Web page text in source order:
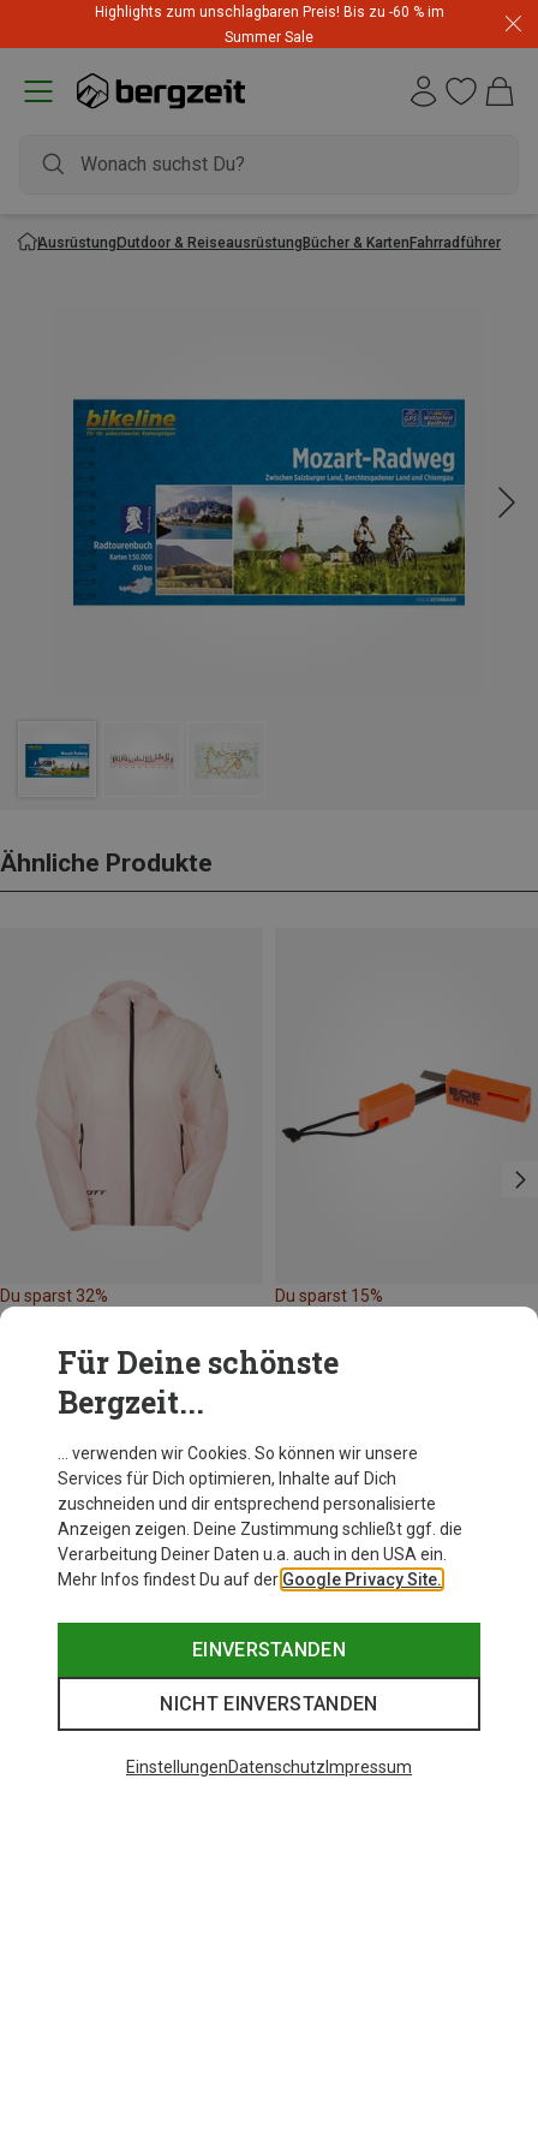
Highlights zum unschlagbaren Preis! Bis zu -60 % im
Summer Sale
AusrüstungOutdoor & ReiseausrüstungBücher & KartenFahrradführer
Ähnliche Produkte
Du sparst 32% Du sparst 15%
Andere Kunden kauften auch
Für Deine schönste
Bergzeit...
… verwenden wir Cookies. So können wir unsere
Services für Dich optimieren, Inhalte auf Dich
zuschneiden und dir entsprechend personalisierte
Anzeigen zeigen. Deine Zustimmung schließt ggf. die
Verarbeitung Deiner Daten u.a. auch in den USA ein.
Mehr Infos findest Du auf der Google Privacy Site.
EINVERSTANDEN
NICHT EINVERSTANDEN
EinstellungenDatenschutz Impressum